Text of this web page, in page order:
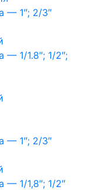
— 1″; 2/3″
1/1.8″; 1/2″;
— 1″; 2/3″
1/1,8″; 1/2″